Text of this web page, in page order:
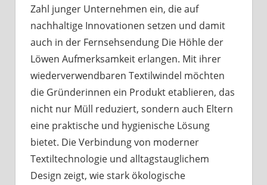
Zahl junger Unternehmen ein, die auf
nachhaltige Innovationen setzen und damit
auch in der Fernsehsendung Die Höhle der
Löwen Aufmerksamkeit erlangen. Mit ihrer
wiederverwendbaren Textilwindel möchten
die Gründerinnen ein Produkt etablieren, das
nicht nur Müll reduziert, sondern auch Eltern
eine praktische und hygienische Lösung
bietet. Die Verbindung von moderner
Textiltechnologie und alltagstauglichem
Design zeigt, wie stark ökologische